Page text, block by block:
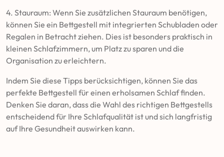
4. Stauraum: Wenn Sie zusätzlichen Stauraum benötigen,
können Sie ein Bettgestell mit integrierten Schubladen oder
Regalen in Betracht ziehen. Dies ist besonders praktisch in
kleinen Schlafzimmern, um Platz zu sparen und die
Organisation zu erleichtern.
Indem Sie diese Tipps berücksichtigen, können Sie das
perfekte Bettgestell für einen erholsamen Schlaf finden.
Denken Sie daran, dass die Wahl des richtigen Bettgestells
entscheidend für Ihre Schlafqualität ist und sich langfristig
auf Ihre Gesundheit auswirken kann.